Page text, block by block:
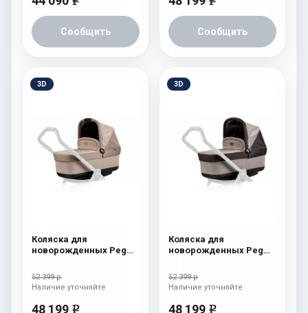
Сообщить Сообщить
3D
Коляска для
новорожденных Peg
Pop-Up) Cream
52 399 р
48 199 e
Наличие уточняйте
3D
Коляска для
новорожденных Peg
Pop-Up) Atmosphere
52 399 р
48 199 e
Наличие уточняйте